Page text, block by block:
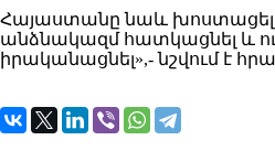
Հայաստանը նաև խոստացել
անձնակազմ հատկացնել և
իրականացնել»,- նշվում է